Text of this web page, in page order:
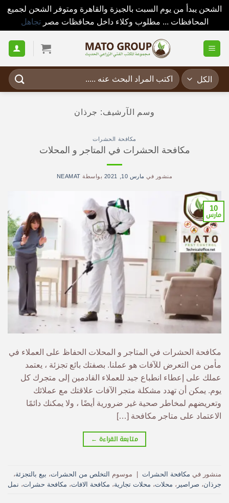
الشحن يبدأ من يوم السبت بالجيزة والقاهرة ومتوفر الشحن لجميع
المحافظات ... مطلوب وكلاء داخل محافظات مصرتجاهل
للمحتوى
البحث
عن:
وسم الآرشيف: جرذان
مكافحة الحشرات
مكافحة الحشرات في المتاجر و المحلات
منشور في مارس 10, 2021 بواسطة NEAMAT
10
مارس
مكافحة الحشرات في المتاجر و المحلات الحفاظ على العملاء في
مأمن من التعرض للآفات هو عملنا. بصفتك بائع تجزئة ، يعتمد
عملك على إعطاء انطباع جيد للعملاء القادمين إلى متجرك كل
يوم. يمكن أن تهدد مشكلة متجر الآفات علاقتك مع عملائك
وتعريضهم لمخاطر صحية غير ضرورية أيضًا ، ولا يمكنك دائمًا
الاعتماد على متاجر مكافحة […]
متابعة القراءة ←
منشور في مكافحة الحشرات | موسوم التخلص من الحشرات، بيع بالتجزئة،
جرذان، صراصير ، محلات، محلات تجارية، مكافحة الافات، مكافحة حشرات، نمل